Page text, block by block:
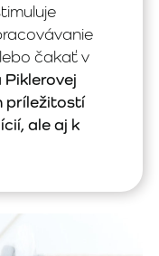
čakať v
príležitostí
ale aj k